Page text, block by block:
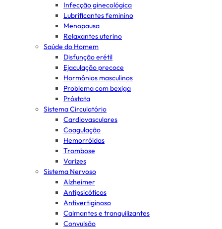
Infecção ginecológica
Lubrificantes feminino
Menopausa
Relaxantes uterino
Saúde do Homem
Disfunção erétil
Ejaculação precoce
Hormônios masculinos
Problema com bexiga
Próstata
Sistema Circulatório
Cardiovasculares
Coagulação
Hemorróidas
Trombose
Varizes
Sistema Nervoso
Alzheimer
Antipsicóticos
Antivertiginoso
Calmantes e tranquilizantes
Convulsão